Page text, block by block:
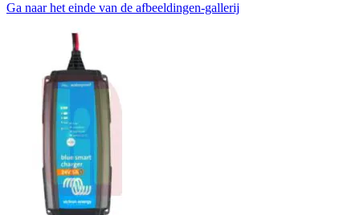
Ga naar het einde van de afbeeldingen-gallerij